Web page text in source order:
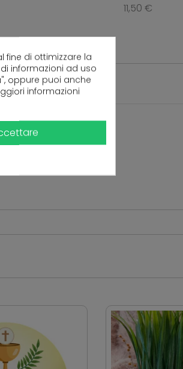
11,50 €
fine di ottimizzare la
informazioni ad uso
oppure puoi anche
informazioni